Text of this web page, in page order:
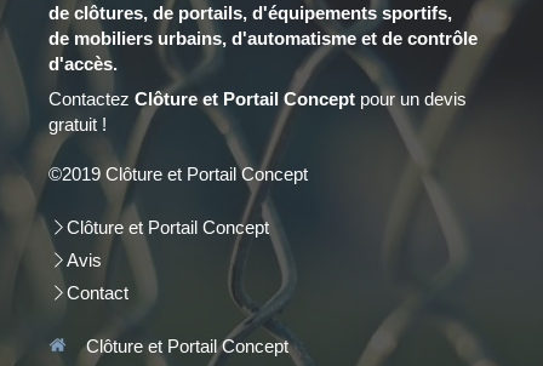
de clôtures, de portails, d'équipements sportifs,
de mobiliers urbains, d'automatisme et de contrôle
d'accès.
Contactez Clôture et Portail Concept pour un devis
gratuit !
©2019 Clôture et Portail Concept
Clôture et Portail Concept
Avis
Contact
Clôture et Portail Concept